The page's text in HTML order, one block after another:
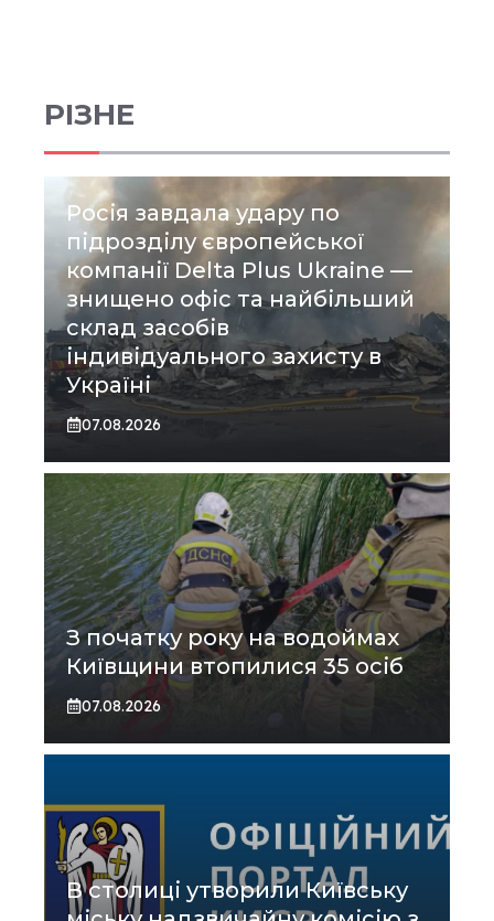
РІЗНЕ
Росія завдала удару по
підрозділу європейської
компанії Delta Plus Ukraine —
знищено офіс та найбільший
склад засобів
індивідуального захисту в
Україні
07.08.2026
З початку року на водоймах
Київщини втопилися 35 осіб
07.08.2026
В столиці утворили Київську